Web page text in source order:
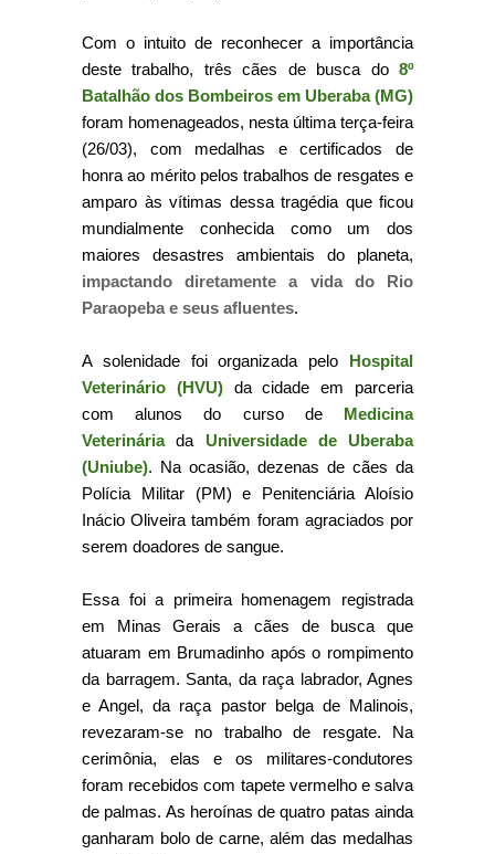
Com o intuito de reconhecer a importância
deste trabalho, três cães de busca do 8º
Batalhão dos Bombeiros em Uberaba (MG)
foram homenageados, nesta última terça-feira
(26/03), com medalhas e certificados de
honra ao mérito pelos trabalhos de resgates e
amparo às vítimas dessa tragédia que ficou
mundialmente conhecida como um dos
maiores desastres ambientais do planeta,
impactando diretamente a vida do Rio
Paraopeba e seus afluentes.
A solenidade foi organizada pelo Hospital
Veterinário (HVU)da cidade em parceria
com alunos do curso de Medicina
Veterináriada Universidade de Uberaba
(Uniube). Na ocasião, dezenas de cães da
Polícia Militar (PM) e Penitenciária Aloísio
Inácio Oliveira também foram agraciados por
serem doadores de sangue.
Essa foi a primeira homenagem registrada
em Minas Gerais a cães de busca que
atuaram em Brumadinho após o rompimento
da barragem. Santa, da raça labrador, Agnes
e Angel, da raça pastor belga de Malinois,
revezaram-se no trabalho de resgate. Na
cerimônia, elas e os militares-condutores
foram recebidos com tapete vermelho e salva
de palmas. As heroínas de quatro patas ainda
ganharam bolo de carne, além das medalhas